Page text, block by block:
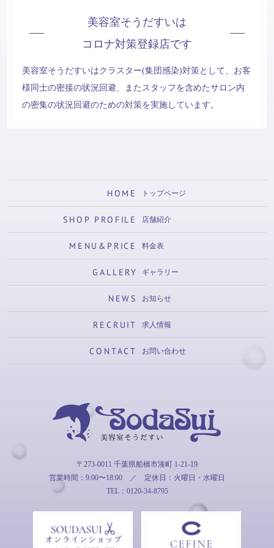
美容室そうだすいは
コロナ対策登録店です
美容室そうだすいはクラスター(集団感染)対策として、お客
様同士の密接の状況回避、またスタッフを含めたサロン内
の密集の状況回避のための対策を実施しています。
HOME トップページ
SHOP PROFILE 店舗紹介
MENU&PRICE 料金表
GALLERY ギャラリー
NEWS お知らせ
RECRUIT 求人情報
CONTACT お問い合わせ
そうだすい
〒273-0011 千葉県船橋市湊町 1-21-19
営業時間：9:00〜18:00 ／ 定休日：火曜日・水曜日
TEL：0120-34-8795